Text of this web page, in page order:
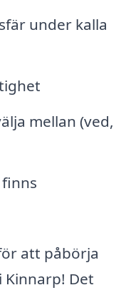
under kalla
mellan (ved,
att påbörja
Kinnarp! Det